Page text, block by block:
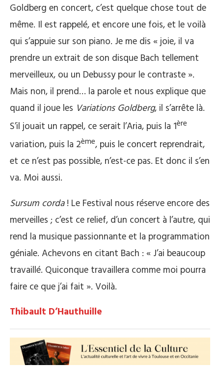
Goldberg en concert, c’est quelque chose tout de
même. Il est rappelé, et encore une fois, et le voilà
qui s’appuie sur son piano. Je me dis « joie, il va
prendre un extrait de son disque Bach tellement
merveilleux, ou un Debussy pour le contraste ».
Mais non, il prend… la parole et nous explique que
quand il joue les Variations Goldberg, il s’arrête là.
S’il jouait un rappel, ce serait l’Aria, puis la 1ère
variation, puis la 2ème, puis le concert reprendrait,
et ce n’est pas possible, n’est-ce pas. Et donc il s’en
va. Moi aussi.
Sursum corda! Le Festival nous réserve encore des
merveilles ; c’est ce relief, d’un concert à l’autre, qui
rend la musique passionnante et la programmation
géniale. Achevons en citant Bach : « J’ai beaucoup
travaillé. Quiconque travaillera comme moi pourra
faire ce que j’ai fait ». Voilà.
Thibault D’Hauthuille